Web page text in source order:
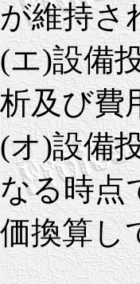
が維持さ
(エ)設備
析及び費
(オ)設備
なる時点
価換算し